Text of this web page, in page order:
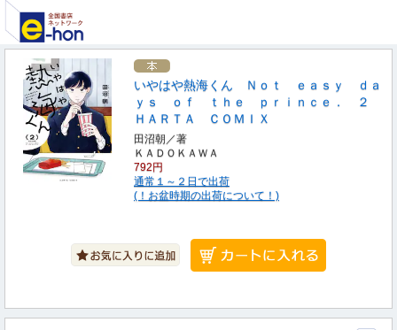
いやはや熱海くん Ｎｏｔ ｅａｓｙ ｄａ
ｙｓ ｏｆ ｔｈｅ ｐｒｉｎｃｅ． ２
ＨＡＲＴＡ ＣＯＭＩＸ
田沼朝／著
ＫＡＤＯＫＡＷＡ
792円
通常１～２日で出荷
(！お盆時期の出荷について！)